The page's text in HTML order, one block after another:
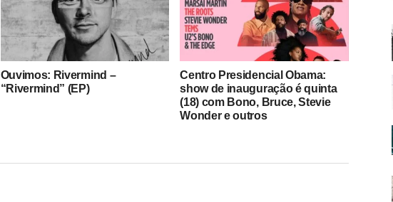
Ouvimos: Rivermind –
“Rivermind” (EP)
Centro Presidencial Obama:
show de inauguração é quinta
(18) com Bono, Bruce, Stevie
Wonder e outros